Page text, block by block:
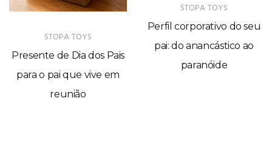
STOPA TOYS
Presente de Dia dos Pais
para o pai que vive em
reunião
STOPA TOYS
Perfil corporativo do seu
pai: do anancástico ao
paranóide